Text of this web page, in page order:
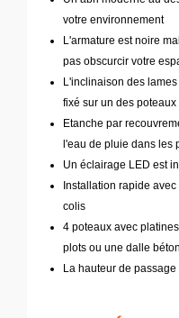
votre environnement
L'armature est noire
pas obscurcir votre
L'inclinaison des
fixé sur un des poteaux
Etanche par
l'eau de pluie dans les
Un éclairage LED est
Installation rapide
colis
4 poteaux avec
plots ou une dalle béton
La hauteur de